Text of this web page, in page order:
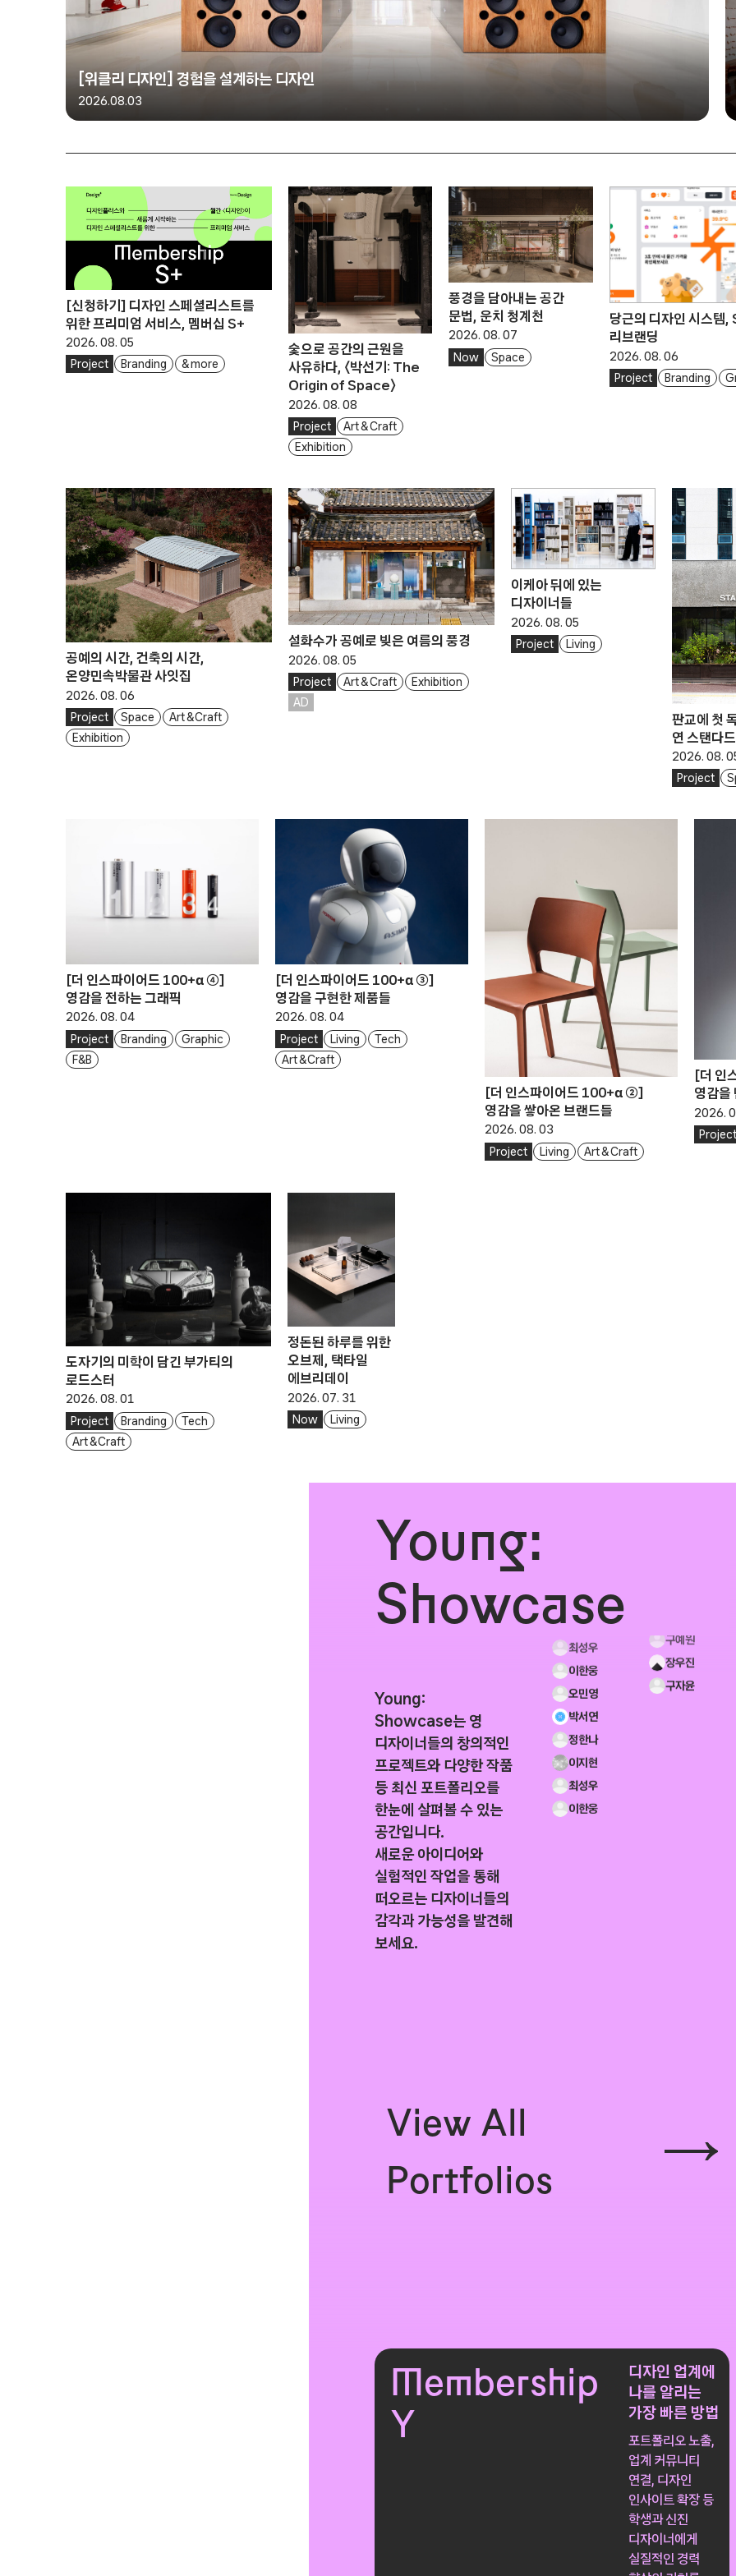
[위클리 디자인] 경험을 설계하는 디자인
2026.08.03
[신청하기] 디자인 스페셜리스트를
위한 프리미엄 서비스, 멤버십 S+
2026. 08. 05
Project Branding & more
숯으로 공간의 근원을
사유하다, 〈박선기: The
Origin of Space〉
2026. 08. 08
Project
Art & Craft
Exhibition
풍경을 담아내는 공간
문법, 운치 청계천
2026. 08. 07
Now Space
당근의 디자인 시스템,
리브랜딩
2026. 08. 06
Project Branding
공예의 시간, 건축의 시간,
온양민속박물관 사잇집
2026. 08. 06
Project Space
Art & Craft
Exhibition
설화수가 공예로 빚은 여름의 풍경
2026. 08. 05
Project Art & Craft
Exhibition
AD
이케아 뒤에 있는
디자이너들
2026. 08. 05
Project Living
판교에 첫
연 스탠다드
2026. 08.
Project
[더 인스파이어드 100+α ④]
영감을 전하는 그래픽
2026. 08. 04
Project Branding
Graphic
F&B
[더 인스파이어드 100+α ③]
영감을 구현한 제품들
2026. 08. 04
Project Living
Tech
Art & Craft
[더 인스파이어드 100+α ②]
영감을 쌓아온 브랜드들
2026. 08. 03
Project Living Art & Craft
[더 인
영감을
2026.
Project
도자기의 미학이 담긴 부가티의
로드스터
2026. 08. 01
Project Branding
Tech
Art & Craft
정돈된 하루를 위한
오브제, 택타일
에브리데이
2026. 07. 31
Now Living
Young:
Showcase
Young:
Showcase는 영
디자이너들의 창의적인
프로젝트와 다양한 작품
등 최신 포트폴리오를
한눈에 살펴볼 수 있는
공간입니다.
새로운 아이디어와
실험적인 작업을 통해
떠오르는 디자이너들의
감각과 가능성을 발견해
보세요.
View All
Portfolios
정한나
이지현
A to C
최성우
이한웅
《고토양층의 방: 잔류의
기록》
오민영
[파과/구병모] 엽서 개인작업
박서연
102동
정한나
2026
이지현
A to C
최성우
ANTI GRAVITA
이한웅
구예원
Come
장우진
'나'의 화병
구자윤
Membership
Y
디자인 업계에
나를 알리는
가장 빠른 방법
포트폴리오 노출,
업계 커뮤니티
연결, 디자인
인사이트 확장 등
학생과 신진
디자이너에게
실질적인 경력